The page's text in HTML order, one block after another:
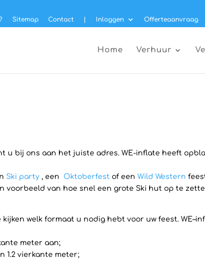
Sitemap Contact Inloggen Offerteaanvraag
Home Verhuur
u bij ons aan het juiste adres. WE-inflate heeft
Ski party , een Oktoberfest of eenWild Western
voorbeeld van hoe snel een grote Ski hut op te
welk formaat u nodig hebt voor uw feest.
meter aan;
1.2 vierkante meter;